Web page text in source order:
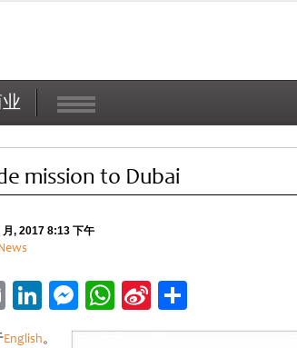
mission to Dubai
, 2017 8:13 下午
EmailLinkedIn
Messenger
WhatsApp
Sina
Weibo
分
享
English。